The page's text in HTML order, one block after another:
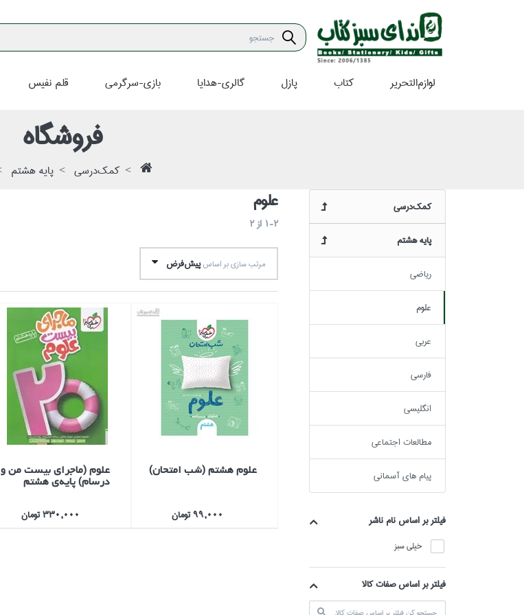
لوازم‌التحرير كتاب پازل گالري-هدايا بازي-سرگرمي قلم نفيس
فروشگاه
كمك‌درسي پايه هشتم
كمك‌درسي
پايه هشتم
رياضي
علوم
عربي
فارسي
انگليسي
مطالعات اجتماعي
پيام هاي آسماني
فيلتر بر اساس نام ناشر
خيلي سبز
فیلتر بر اساس صفات کالا
علوم
1-2 از2
مرتب سازي بر اساسپيش‌فرض
علوم هشتم (شب امتحان)
99,000 تومان
علوم (ماجراي بيست من و
درسام) پايه‌ي هشتم
330,000 تومان